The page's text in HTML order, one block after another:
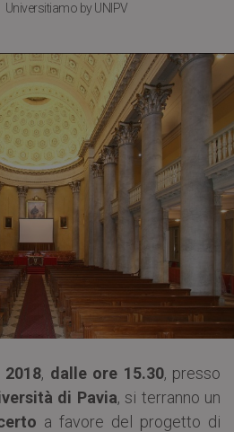
Universitiamo by UNIPV
, dalle ore 15.30, presso
di Pavia, si terranno un
a favore del progetto di